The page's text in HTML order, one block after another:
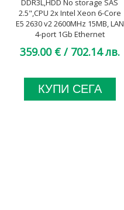
DDR3L,HDD No storage SAS
2.5",CPU 2x Intel Xeon 6-Core
E5 2630 v2 2600MHz 15MB, LAN
4-port 1Gb Ethernet
A клас
359.00 € / 702.14 лв.
КУПИ СЕГА